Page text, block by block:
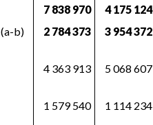
7 838 970
4 175 124
(a-b) 2 784 373 3 954 372
4 363 913 5 068 607
1 579 540 1 114 234